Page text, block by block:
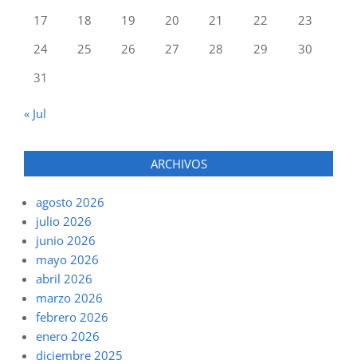
17
18 19 20 21 22
23
24
25 26 27 28 29
30
31
« Jul
ARCHIVOS
agosto 2026
julio 2026
junio 2026
mayo 2026
abril 2026
marzo 2026
febrero 2026
enero 2026
diciembre 2025